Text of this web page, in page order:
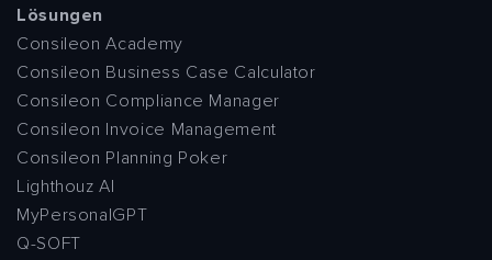
Lösungen
Consileon Academy
Consileon Business Case Calculator
Consileon Compliance Manager
Consileon Invoice Management
Consileon Planning Poker
Lighthouz AI
MyPersonalGPT
Q-SOFT